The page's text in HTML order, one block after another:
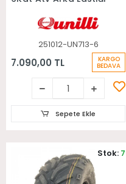
251012-UN713-6
7.090,00 TL KARGO
BEDAVA
Sepete Ekle
Stok: 7